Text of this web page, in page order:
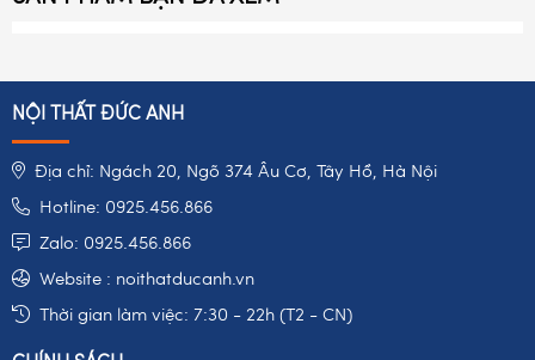
NỘI THẤT ĐỨC ANH
Địa chỉ: Ngách 20, Ngõ 374 Âu Cơ, Tây Hồ, Hà Nội
Hotline: 0925.456.866
Zalo: 0925.456.866
Website : noithatducanh.vn
Thời gian làm việc: 7:30 - 22h (T2 - CN)